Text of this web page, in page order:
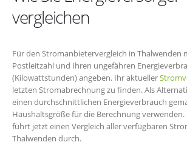
vergleichen
Für den Stromanbietervergleich in Thalwenden
Postleitzahl und Ihren ungefähren
(Kilowattstunden) angeben. Ihr aktueller
letzten Stromabrechnung zu finden. Als
einen durchschnittlichen Energieverbrauch
Haushaltsgröße für die Berechnung verwenden.
führt jetzt einen Vergleich aller verfügbaren
Thalwenden durch.